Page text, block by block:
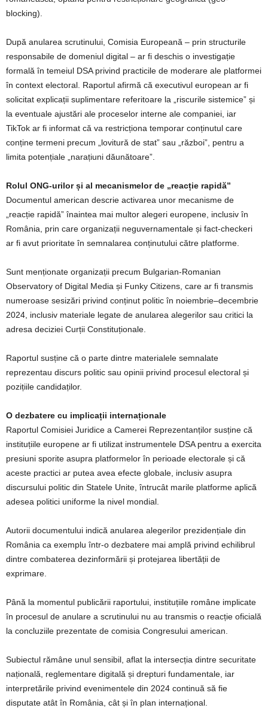
blocking).
După anularea scrutinului, Comisia Europeană – prin structurile
responsabile de domeniul digital – ar fi deschis o investigație
formală în temeiul DSA privind practicile de moderare ale platformei
în context electoral. Raportul afirmă că executivul european ar fi
solicitat explicații suplimentare referitoare la „riscurile sistemice” și
la eventuale ajustări ale proceselor interne ale companiei, iar
TikTok ar fi informat că va restricționa temporar conținutul care
conține termeni precum „lovitură de stat” sau „război”, pentru a
limita potențiale „narațiuni dăunătoare”.
Rolul ONG-urilor și al mecanismelor de „reacție rapidă”
Documentul american descrie activarea unor mecanisme de
„reacție rapidă” înaintea mai multor alegeri europene, inclusiv în
România, prin care organizații neguvernamentale și fact-checkeri
ar fi avut prioritate în semnalarea conținutului către platforme.
Sunt menționate organizații precum Bulgarian-Romanian
Observatory of Digital Media și Funky Citizens, care ar fi transmis
numeroase sesizări privind conținut politic în noiembrie–decembrie
2024, inclusiv materiale legate de anularea alegerilor sau critici la
adresa deciziei Curții Constituționale.
Raportul susține că o parte dintre materialele semnalate
reprezentau discurs politic sau opinii privind procesul electoral și
pozițiile candidaților.
O dezbatere cu implicații internaționale
Raportul Comisiei Juridice a Camerei Reprezentanților susține că
instituțiile europene ar fi utilizat instrumentele DSA pentru a exercita
presiuni sporite asupra platformelor în perioade electorale și că
aceste practici ar putea avea efecte globale, inclusiv asupra
discursului politic din Statele Unite, întrucât marile platforme aplică
adesea politici uniforme la nivel mondial.
Autorii documentului indică anularea alegerilor prezidențiale din
România ca exemplu într-o dezbatere mai amplă privind echilibrul
dintre combaterea dezinformării și protejarea libertății de
exprimare.
Până la momentul publicării raportului, instituțiile române implicate
în procesul de anulare a scrutinului nu au transmis o reacție oficială
la concluziile prezentate de comisia Congresului american.
Subiectul rămâne unul sensibil, aflat la intersecția dintre securitate
națională, reglementare digitală și drepturi fundamentale, iar
interpretările privind evenimentele din 2024 continuă să fie
disputate atât în România, cât și în plan internațional.